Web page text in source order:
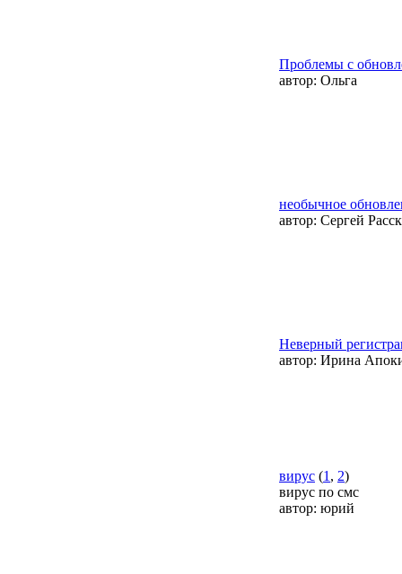
Проблемы с
автор: Ольга
необычное
автор: Сергей
Неверный
автор: Ирина
вирус (1 , 2)
вирус по смс
автор: юрий